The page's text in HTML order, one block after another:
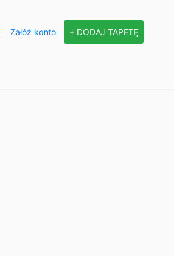
Załóż konto + DODAJ TAPETĘ